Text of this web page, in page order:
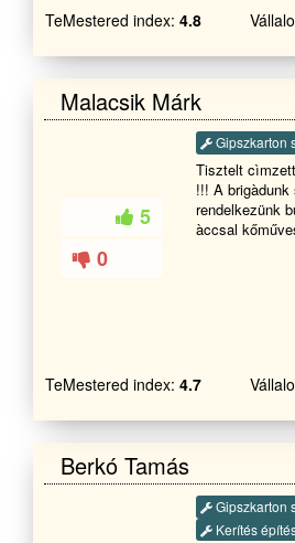
Ebbe értve :
,falazást
nyílás záró
a nap bármely
mailen is
Köszönöm
TeMestered index: 4.8
Malacsik Márk
5
0
Gipszkarton
Tisztelt
!!! A brigàdunk
rendelkezünk
àccsal
TeMestered index: 4.7
Berkó Tamás
Gipszkarton
Kerítés